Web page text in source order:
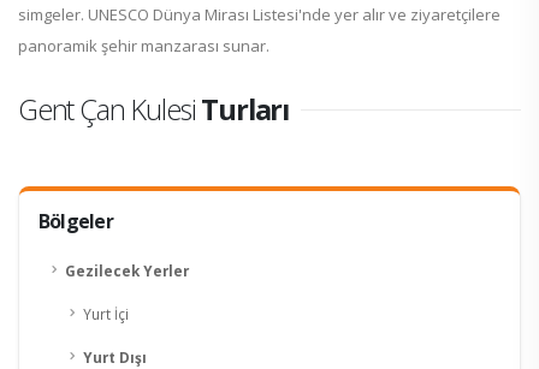
Bölgeler
Gezilecek Yerler
Yurt İçi
Yurt Dışı
simgeler. UNESCO Dünya Mirası Listesi'nde yer alır ve ziyaretçilere
panoramik şehir manzarası sunar.
Gent Çan KulesiTurları